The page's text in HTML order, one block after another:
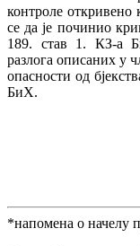
контроле откривено
се да је починио
189. став 1. КЗ-а
разлога описаних у
опасности од
БиХ.
*напомена о начелу